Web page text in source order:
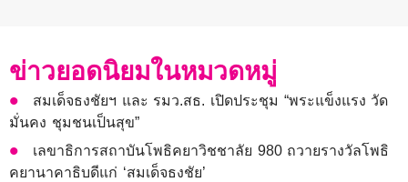
ข่าวยอดนิยมในหมวดหมู่
สมเด็จธงชัยฯ และ รมว.สธ. เปิดประชุม “พระแข็งแรง วัด
มั่นคง ชุมชนเป็นสุข”
เลขาธิการสถาบันโพธิคยาวิชชาลัย 980 ถวายรางวัลโพธิ
คยานาคาธิบดีแก่ ‘สมเด็จธงชัย’